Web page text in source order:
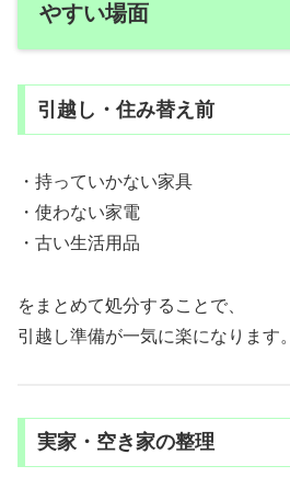
やすい場面
引越し・住み替え前
・持っていかない家具
・使わない家電
・古い生活用品
をまとめて処分することで、
引越し準備が一気に楽になります。
実家・空き家の整理